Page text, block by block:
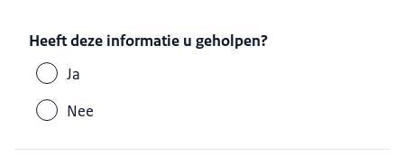
Heeft deze informatie u geholpen?
Ja
Nee